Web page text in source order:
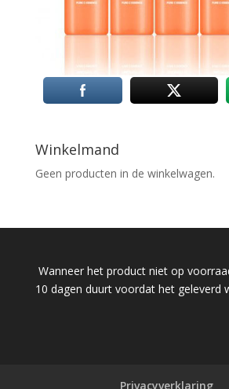
Winkelmand
Geen producten in de winkelwagen.
Wanneer het product niet op
10 dagen duurt voordat het geleverd
Privacyverklaring